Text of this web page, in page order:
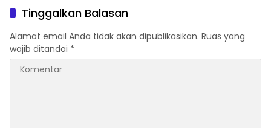
Warga Terdampak
Kekeringan
Wilayah VII
Tinggalkan Balasan
Alamat email Anda tidak akan dipublikasikan. Ruas yang
wajib ditandai *